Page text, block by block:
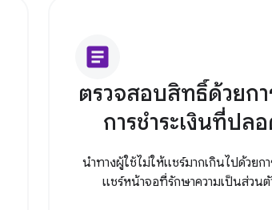
article
ตรวจสอบสิทธิ์ด้วยก
การชำระเงินที่ปล
นำทางผู้ใช้ไม่ให้แชร์มากเกินไปด้วยก
แชร์หน้าจอที่รักษาความเป็นส่วนตั